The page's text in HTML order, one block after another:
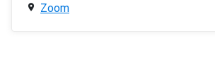
Zoom